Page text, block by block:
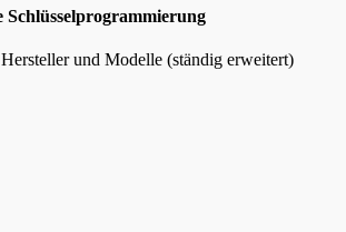
Schlüsselprogrammierung
und Modelle (ständig erweitert)